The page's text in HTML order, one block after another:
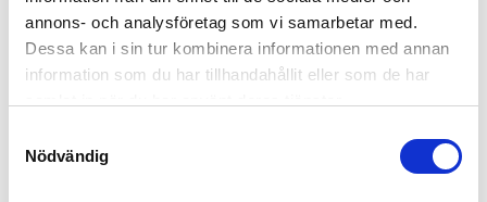
annons- och analysföretag som vi samarbetar med.
Dessa kan i sin tur kombinera informationen med annan
information som du har tillhandahållit eller som de har
Nödvändig
Trustpilot.
Boka snickare i Farsta redan
Behöver du en bra snickare i Farsta? Då har du